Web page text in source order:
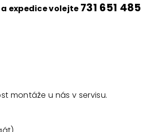
expedice volejte 731 651 485
montáže u nás v servisu.